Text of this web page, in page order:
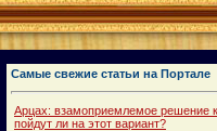
Самые свежие статьи на Портале
Арцах: взамоприемлемое решение
пойдут ли на этот вариант?